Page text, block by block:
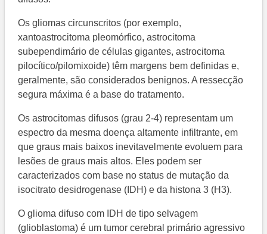
Os gliomas circunscritos (por exemplo,
xantoastrocitoma pleomórfico, astrocitoma
subependimário de células gigantes, astrocitoma
pilocítico/pilomixoide) têm margens bem definidas e,
geralmente, são considerados benignos. A ressecção
segura máxima é a base do tratamento.
Os astrocitomas difusos (grau 2-4) representam um
espectro da mesma doença altamente infiltrante, em
que graus mais baixos inevitavelmente evoluem para
lesões de graus mais altos. Eles podem ser
caracterizados com base no status de mutação da
isocitrato desidrogenase (IDH) e da histona 3 (H3).
O glioma difuso com IDH de tipo selvagem
(glioblastoma) é um tumor cerebral primário agressivo